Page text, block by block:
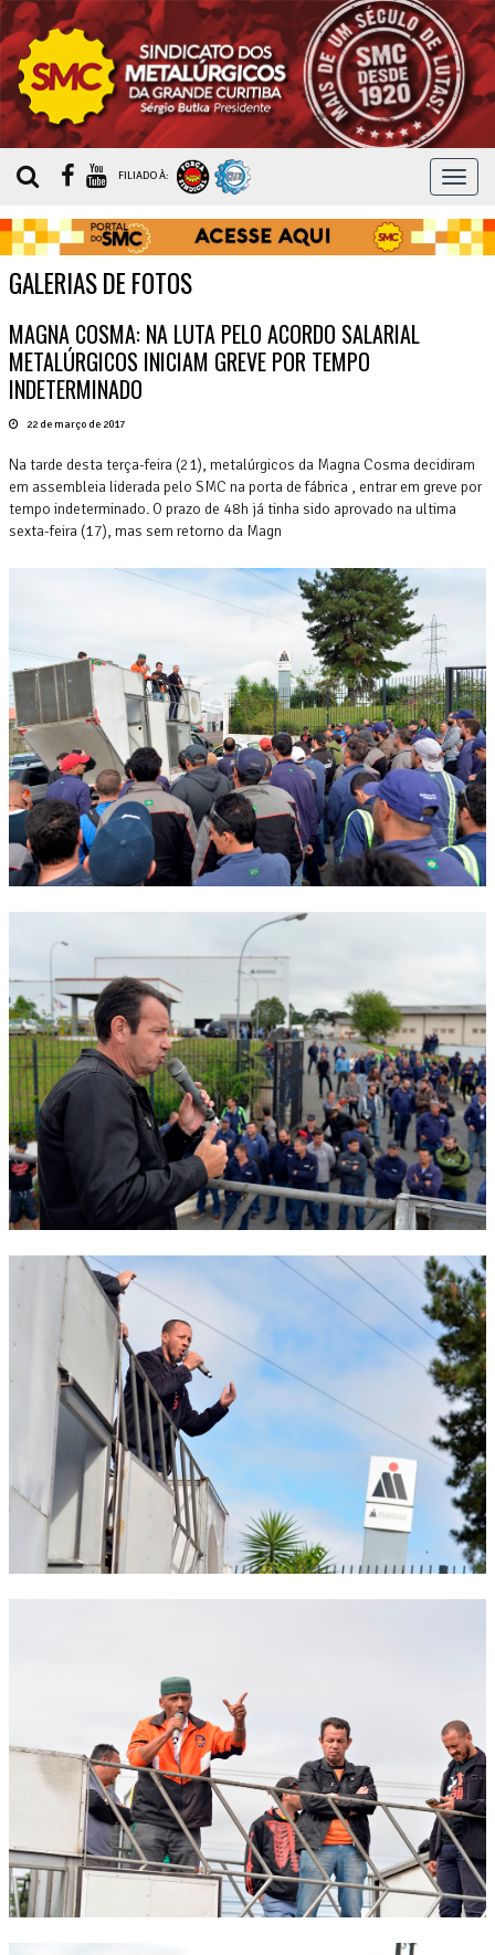
MENU
FILIADO À:
GALERIAS DE FOTOS
MAGNA COSMA: NA LUTA PELO ACORDO SALARIAL
METALÚRGICOS INICIAM GREVE POR TEMPO
INDETERMINADO
22 de março de 2017
Na tarde desta terça-feira (21), metalúrgicos da Magna Cosma decidiram
em assembleia liderada pelo SMC na porta de fábrica , entrar em greve por
tempo indeterminado. O prazo de 48h já tinha sido aprovado na ultima
sexta-feira (17), mas sem retorno da Magn